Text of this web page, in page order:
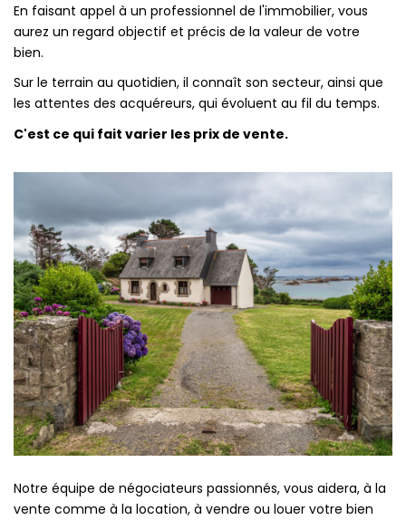
CONTACT
En faisant appel à un professionnel de l'immobilier, vous
aurez un regard objectif et précis de la valeur de votre
bien.
Sur le terrain au quotidien, il connaît son secteur, ainsi que
les attentes des acquéreurs, qui évoluent au fil du temps.
C'est ce qui fait varier les prix de vente.
Notre équipe de négociateurs passionnés, vous aidera, à la
vente comme à la location, à vendre ou louer votre bien